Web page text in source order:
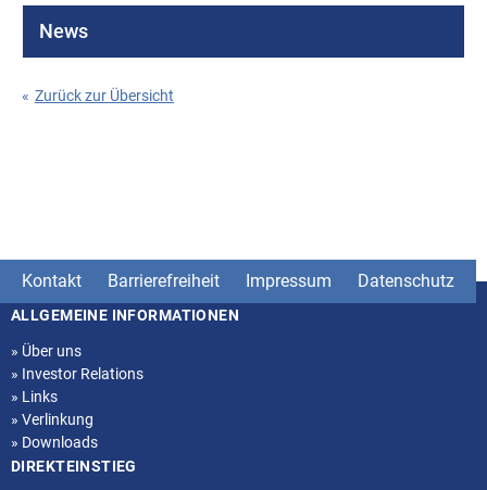
News
« Zurück zur Übersicht
Kontakt Barrierefreiheit Impressum Datenschutz
Seitenstruktur
ALLGEMEINE INFORMATIONEN
» Über uns
» Investor Relations
» Links
» Verlinkung
» Downloads
DIREKTEINSTIEG